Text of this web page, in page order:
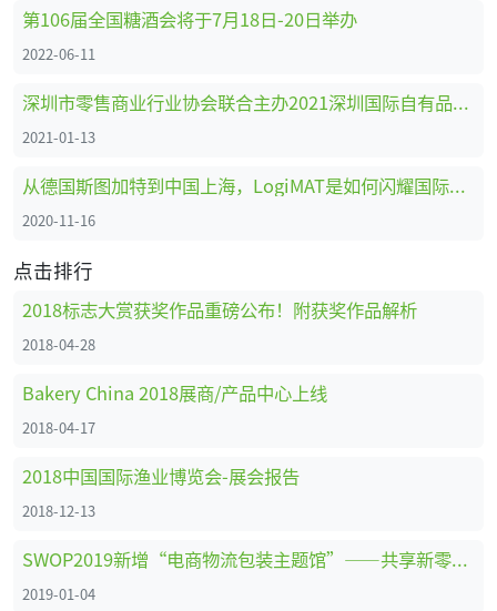
第106届全国糖酒会将于7月18日-20日举办
2022-06-11
深圳市零售商业行业协会联合主办2021深圳国际自有品牌展
2021-01-13
从德国斯图加特到中国上海，LogiMAT是如何闪耀国际舞台的
2020-11-16
点击排行
2018标志大赏获奖作品重磅公布！附获奖作品解析
2018-04-28
Bakery China 2018展商/产品中心上线
2018-04-17
2018中国国际渔业博览会-展会报告
2018-12-13
SWOP2019新增“电商物流包装主题馆”——共享新零售时代商机
2019-01-04